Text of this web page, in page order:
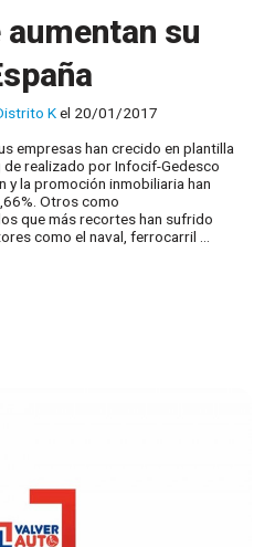
su
Kel 20/01/2017
empresas han crecido en plantilla
realizado por Infocif-Gedesco
la promoción inmobiliaria han
Otros como
que más recortes han sufrido
como el naval, ferrocarril …